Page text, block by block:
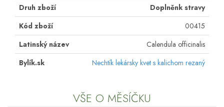
Druh zboží
Doplněnk stravy
Kód zboží
00415
Latinský název
Calendula officinalis
Bylík.sk
Nechtík lekársky kvet s kalichom rezaný
VŠE O MĚSÍČKU